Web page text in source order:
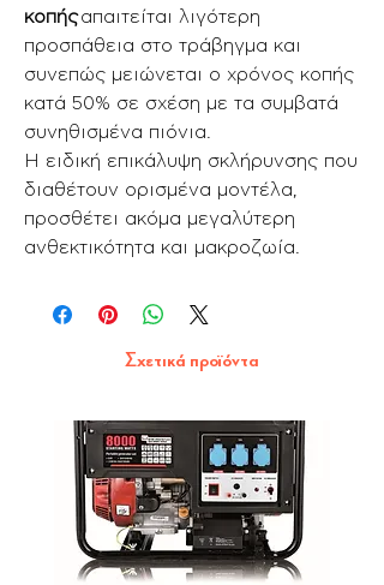
κοπήςαπαιτείται λιγότερη
προσπάθεια στο τράβηγμα και
συνεπώς μειώνεται ο χρόνος κοπής
κατά 50% σε σχέση με τα συμβατά
συνηθισμένα πιόνια.
Η ειδική επικάλυψη σκλήρυνσης που
διαθέτουν ορισμένα μοντέλα,
προσθέτει ακόμα μεγαλύτερη
ανθεκτικότητα και μακροζωία.
Σχετικά προϊόντα